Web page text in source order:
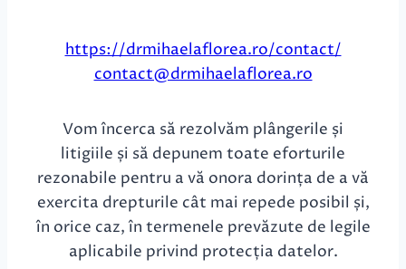
https://drmihaelaflorea.ro/contact/
contact@drmihaelaflorea.ro
Vom încerca să rezolvăm plângerile și
litigiile și să depunem toate eforturile
rezonabile pentru a vă onora dorința de a vă
exercita drepturile cât mai repede posibil și,
în orice caz, în termenele prevăzute de legile
aplicabile privind protecția datelor.